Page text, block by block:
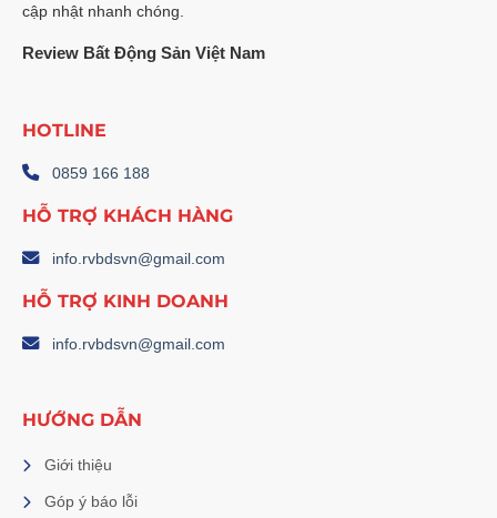
cập nhật nhanh chóng.
Review Bất Động Sản Việt Nam
HOTLINE
0859 166 188
HỖ TRỢ KHÁCH HÀNG
info.rvbdsvn@gmail.com
HỖ TRỢ KINH DOANH
info.rvbdsvn@gmail.com
HƯỚNG DẪN
Giới thiệu
Góp ý báo lỗi